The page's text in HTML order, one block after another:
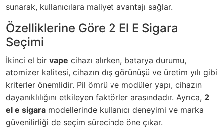
sunarak, kullanıcılara maliyet avantajı sağlar.
Özelliklerine Göre 2 El E Sigara
Seçimi
İkinci el bir vape cihazı alırken, batarya durumu,
atomizer kalitesi, cihazın dış görünüşü ve üretim yılı gibi
kriterler önemlidir. Pil ömrü ve modüler yapı, cihazın
dayanıklılığını etkileyen faktörler arasındadır. Ayrıca, 2
el e sigara modellerinde kullanıcı deneyimi ve marka
güvenilirliği de seçim sürecinde öne çıkar.